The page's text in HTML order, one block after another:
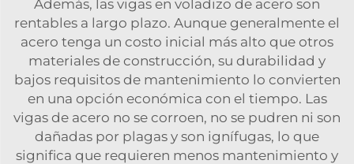
Además, las vigas en voladizo de acero son
rentables a largo plazo. Aunque generalmente el
acero tenga un costo inicial más alto que otros
materiales de construcción, su durabilidad y
bajos requisitos de mantenimiento lo convierten
en una opción económica con el tiempo. Las
vigas de acero no se corroen, no se pudren ni son
dañadas por plagas y son ignífugas, lo que
significa que requieren menos mantenimiento y